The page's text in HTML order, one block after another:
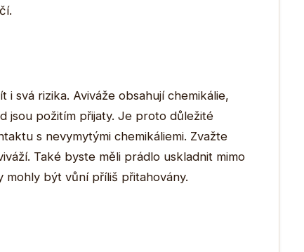
svá rizika. Aviváže obsahují chemikálie,
požitím přijaty. Je proto důležité
s nevymytými chemikáliemi. Zvažte
Také byste měli prádlo uskladnit mimo
být vůní příliš přitahovány.